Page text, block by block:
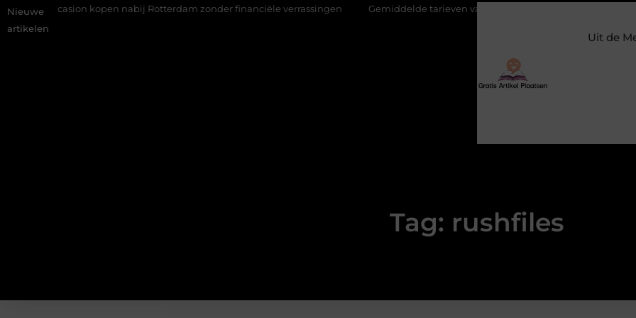
Nieuwe
artikelen
Occasion kopen nabij Rotterdam zonder financiële verrassingen Gemiddelde tarieven van een dierenarts in Arnhem
Uit de
Tag: rushfiles